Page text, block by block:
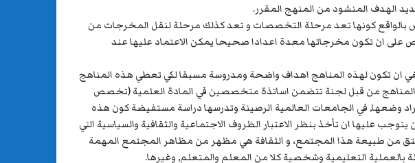
الهدف المنشود من المنهج المقرر.
بالواقع كونها تعد مرحلة التخصصات و تعد كذلك مرحلة لنقل المخرجات من
على ان تكون مخرجاتها معدة اعدادا صحيحا يمكن الاعتماد عليها عند
ان تكون لهذه المناهج اهداف واضحة ومدروسة مسبقا لكي تعطي هذه المناهج
من قبل لجنة تتضمن اساتذة متخصصين في المادة العلمية (تخصص
وضعها, في الجامعات العالمية الرصينة وتدرسها دراسة مستفيضة كون هذه
عليها ان تأخذ بنظر الاعتبار الظروف الاجتماعية والثقافية والسياسية التي
تشتق من طبيعة هذا المجتمع، و الثقافة هي مظهر من مظاهر المجتمع المهمة
التعليمية وشخصية كلا من المعلم والمتعلم, وغيرها.